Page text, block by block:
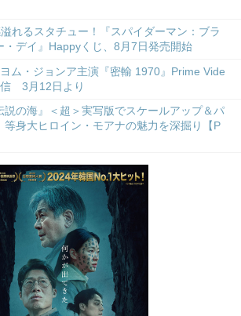
れるスタチュー！『スパイダーマン：ブラ
・デイ』Happyくじ、8月7日発売開始
ム・ジョンア主演『密輸 1970』Prime Vide
3月12日より
説の海』＜超＞実写版でスケールアップ＆パ
等身大ヒロイン・モアナの魅力を深掘り【P